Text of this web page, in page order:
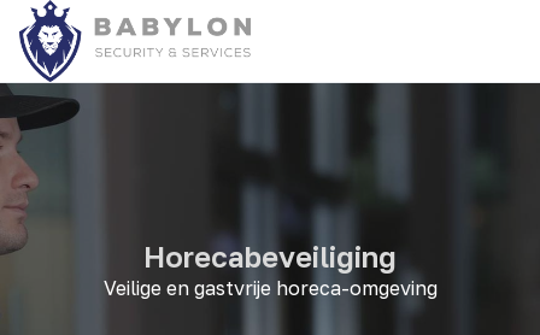
Horecabeveiliging
Veilige en gastvrije horeca-omgeving